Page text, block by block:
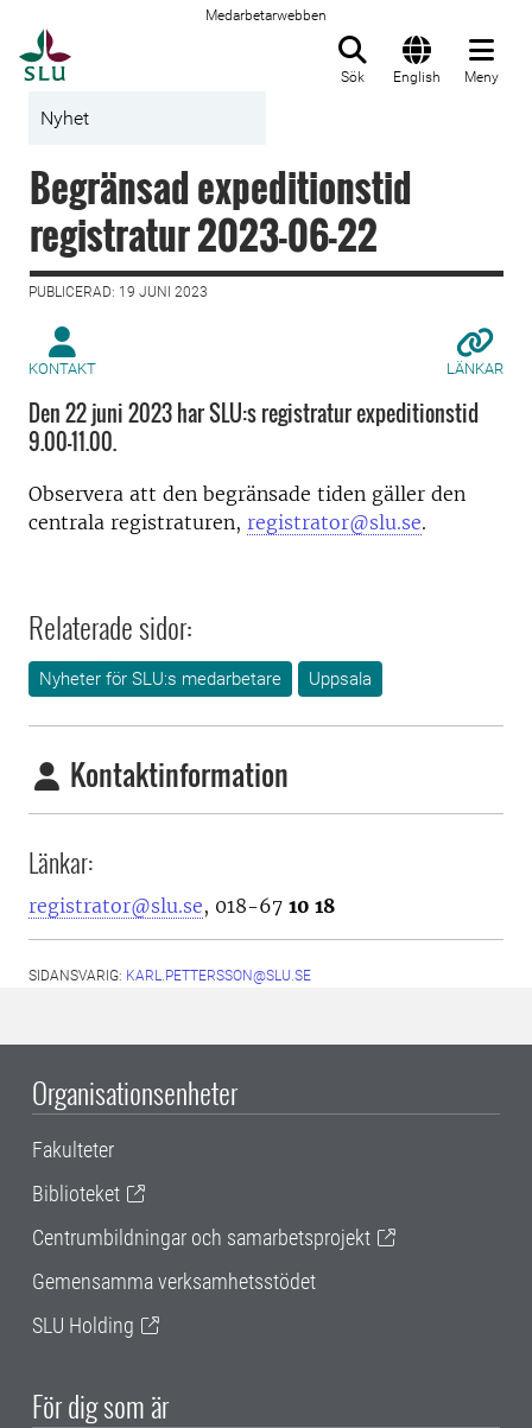
Medarbetarwebben
Sök English Meny
Nyhet
Begränsad expeditionstid
registratur 2023-06-22
PUBLICERAD: 19 JUNI 2023
KONTAKT LÄNKAR
Den 22 juni 2023 har SLU:s registratur expeditionstid
9.00–11.00.
Observera att den begränsade tiden gäller den
centrala registraturen, registrator@slu.se.
Relaterade sidor:
Nyheter för SLU:s medarbetare Uppsala
Kontaktinformation
Länkar:
registrator@slu.se, 018-67 10 18
SIDANSVARIG: KARL.PETTERSSON@SLU.SE
Organisationsenheter
Fakulteter
Biblioteket
Centrumbildningar och samarbetsprojekt
Gemensamma verksamhetsstödet
SLU Holding
För dig som är